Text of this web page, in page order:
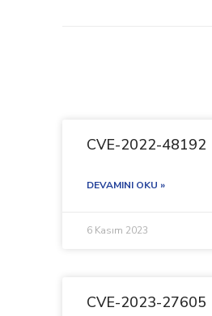
CVE-2022-48192
DEVAMINI OKU »
6 Kasım 2023
CVE-2023-27605